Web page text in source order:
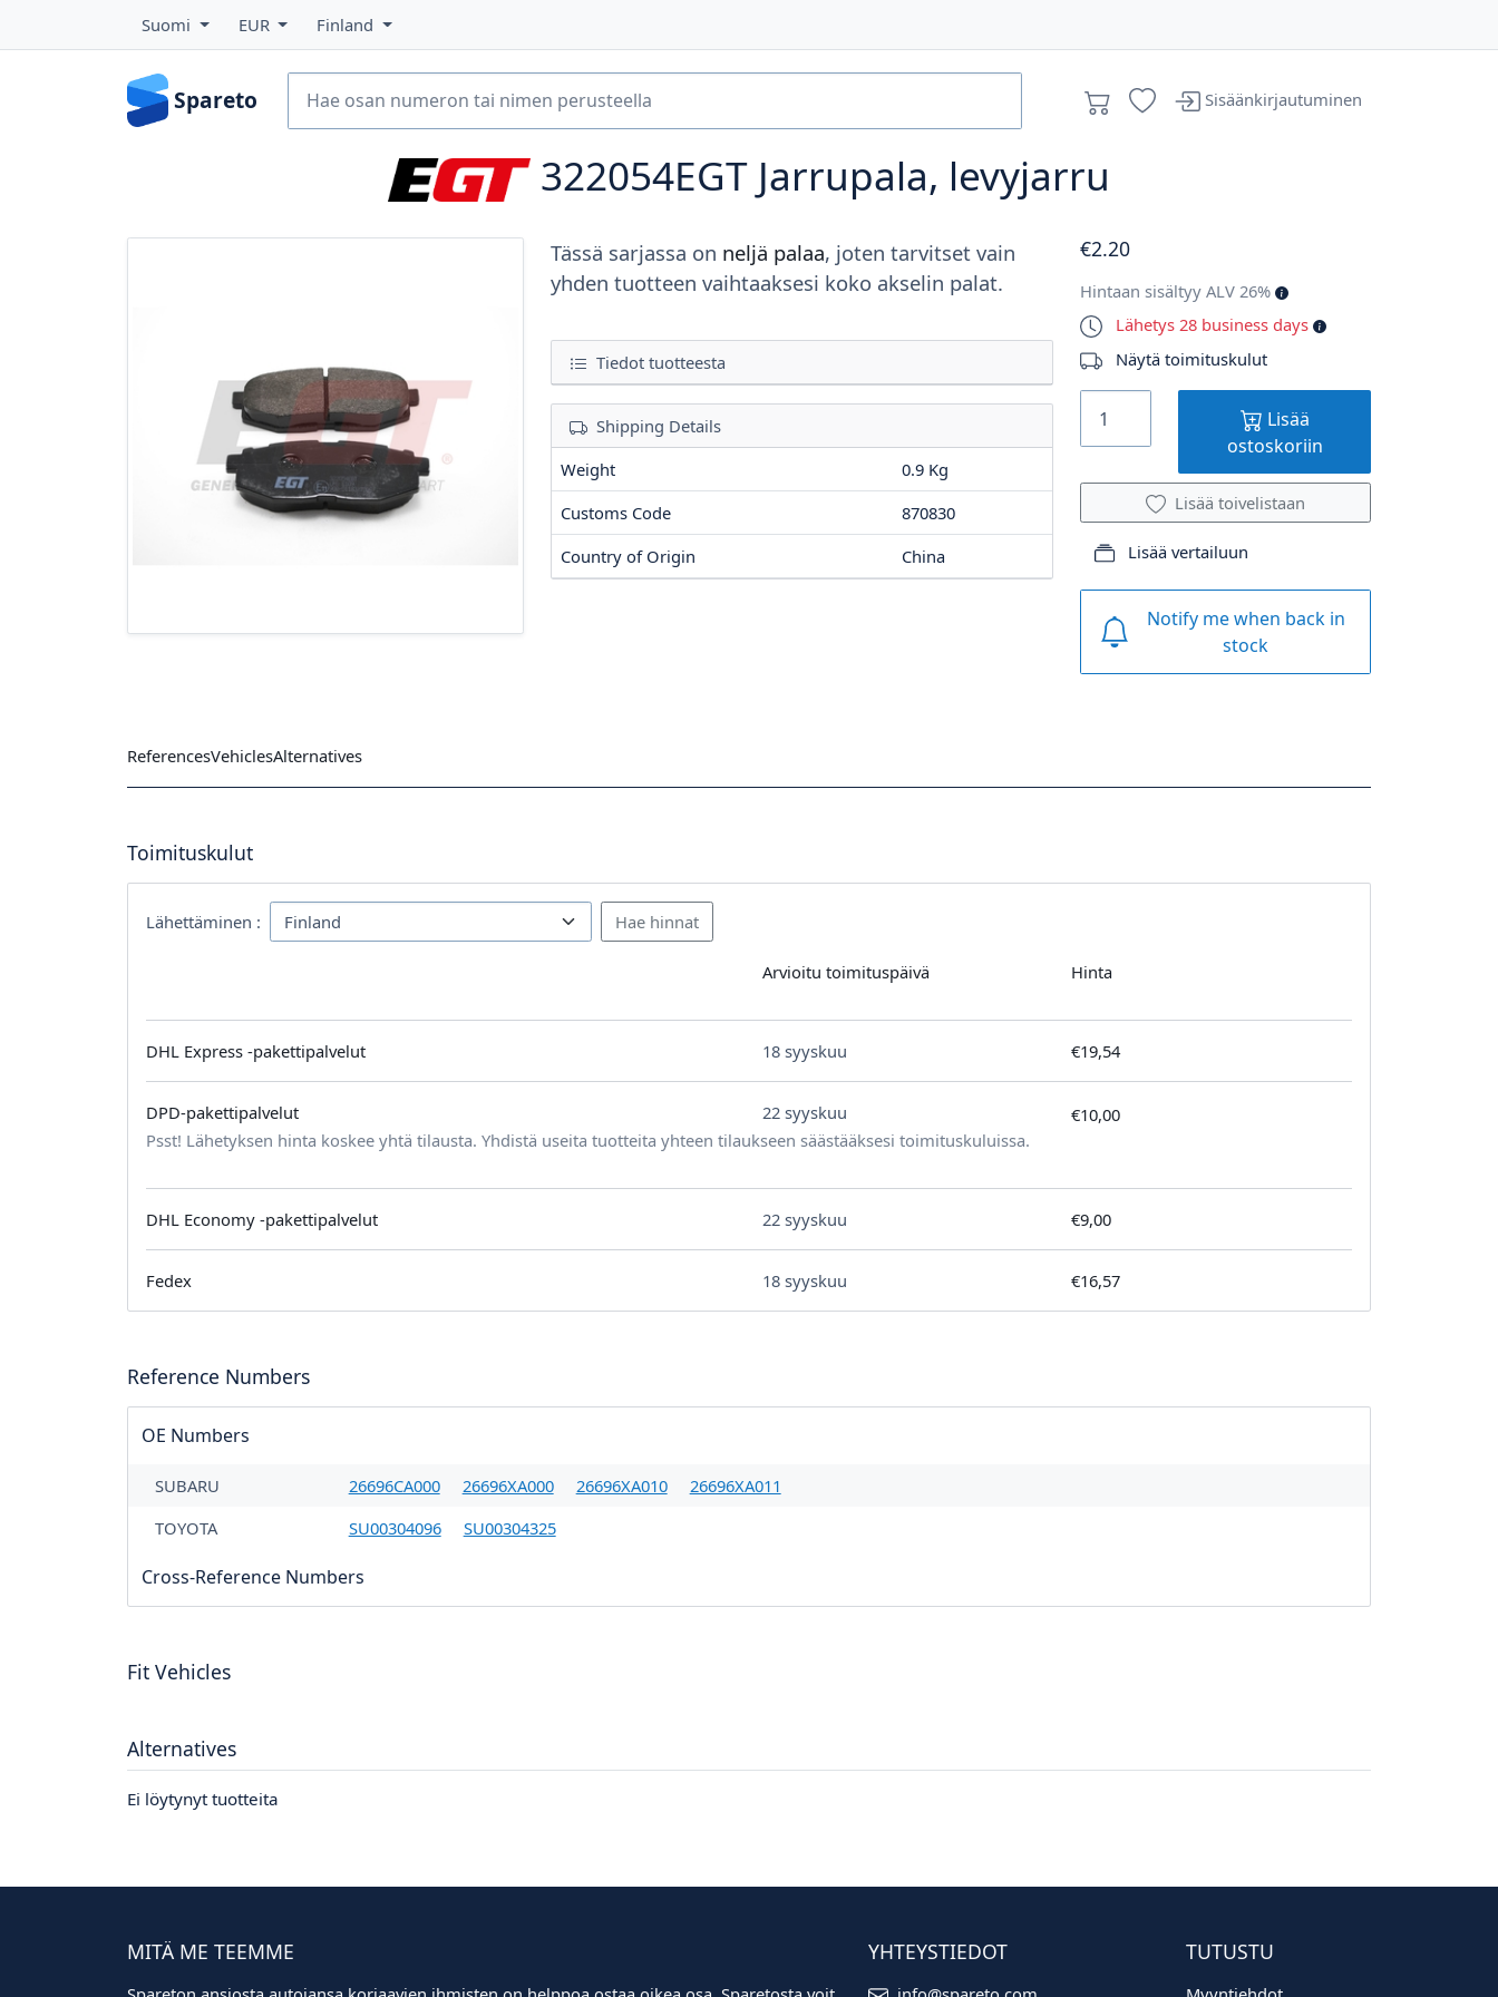
Suomi EUR Finland
Spareto Sisäänkirjautuminen
322054EGT Jarrupala, levyjarru
Tässä sarjassa on neljä palaa, joten tarvitset vain
yhden tuotteen vaihtaaksesi koko akselin palat.
Tiedot tuotteesta
Shipping Details
Weight
0.9 Kg
Customs Code
870830
Country of Origin
China
€2.20
Hintaan sisältyy ALV 26%
Lähetys 28 business days
Näytä toimituskulut
Lisää
ostoskoriin
Lisää toivelistaan
Lisää vertailuun
Notify me when back in
stock
ReferencesVehiclesAlternatives
Toimituskulut
Lähettäminen :
Arvioitu toimituspäivä Hinta
DHL Express -pakettipalvelut 18 syyskuu €19,54
DPD-pakettipalvelut 22 syyskuu €10,00
Psst! Lähetyksen hinta koskee yhtä tilausta. Yhdistä useita tuotteita yhteen tilaukseen säästääksesi toimituskuluissa.
DHL Economy -pakettipalvelut 22 syyskuu €9,00
Fedex 18 syyskuu €16,57
Reference Numbers
OE Numbers
SUBARU 26696CA000 26696XA000 26696XA010
26696XA011
TOYOTA
SU00304096 SU00304325
Cross-Reference Numbers
Fit Vehicles
Alternatives
Ei löytynyt tuotteita
MITÄ ME TEEMME YHTEYSTIEDOT TUTUSTU